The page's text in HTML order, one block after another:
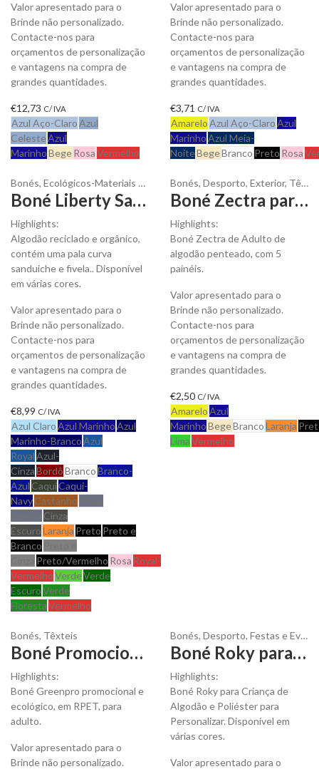
Valor apresentado para o
Brinde não personalizado.
Contacte-nos para
orçamentos de personalização
e vantagens na compra de
grandes quantidades.
€12,73 C/ IVA
Azul Aço-ClaroAzul
CelesteAzul
MarinhoBegeRosaVermelho
Valor apresentado para o
Brinde não personalizado.
Contacte-nos para
orçamentos de personalização
e vantagens na compra de
grandes quantidades.
€3,71 C/ IVA
AmareloAzul Aço-ClaroAzul
MarinhoAzul Meia-
NoiteBegeBranco Preto Rosa
Bonés, Ecológicos-Materiais Reciclados
Boné Liberty Sandwich-S Adulto para Personalizar
Highlights:
Algodão reciclado e orgânico,
contém uma pala curva
sanduíche e fivela.. Disponível
em várias cores.
Valor apresentado para o
Brinde não personalizado.
Contacte-nos para
orçamentos de personalização
e vantagens na compra de
grandes quantidades.
€8,99 C/ IVA
Azul ClaroAzul MarinhoAzul
Marinho-BrancoAzul
RoyalAzul-
CinzaBordôBrancoBranco-
Azul CaquiCaqui-
NavyCastanho
Cinza
EscuroLaranja Preto Preto e
Branco
Preto/Vermelho Rosa Royal-
VermelhoVerdeVerde
EscuroVerde
FlorestaVermelho
Bonés, Desporto, Exterior, Têxteis
Boné Zectra para Adulto para ser Personalizado
Highlights:
Boné Zectra de Adulto de
algodão penteado, com 5
painéis.
Valor apresentado para o
Brinde não personalizado.
Contacte-nos para
orçamentos de personalização
e vantagens na compra de
grandes quantidades.
€2,50 C/ IVA
AmareloAzul
MarinhoBegeBrancoLaranja
LimaVermelho
Bonés, Têxteis
Boné Promocional e Ecológico para Personalizar
Highlights:
Boné Greenpro promocional e
ecológico, em RPET, para
adulto.
Valor apresentado para o
Brinde não personalizado.
Bonés, Desporto, Festas e Eventos
Boné Roky para Criança para Personalizar
Highlights:
Boné Roky para Criança de
Algodão e Poliéster para
Personalizar. Disponível em
várias cores.
Valor apresentado para o